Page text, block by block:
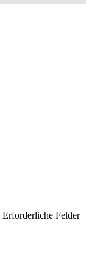
Erforderliche Felder